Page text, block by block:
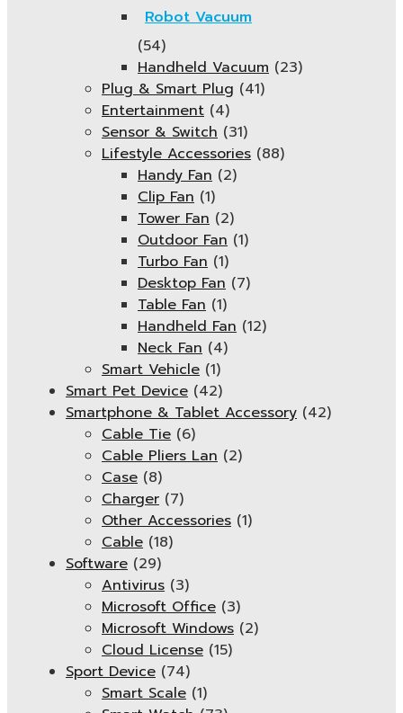
Robot Vacuum
(54)
Handheld Vacuum (23)
Plug & Smart Plug (41)
Entertainment (4)
Sensor & Switch (31)
Lifestyle Accessories (88)
Handy Fan (2)
Clip Fan (1)
Tower Fan (2)
Outdoor Fan (1)
Turbo Fan (1)
Desktop Fan (7)
Table Fan (1)
Handheld Fan (12)
Neck Fan (4)
Smart Vehicle (1)
Smart Pet Device (42)
Smartphone & Tablet Accessory (42)
Cable Tie (6)
Cable Pliers Lan (2)
Case (8)
Charger (7)
Other Accessories (1)
Cable (18)
Software (29)
Antivirus (3)
Microsoft Office (3)
Microsoft Windows (2)
Cloud License (15)
Sport Device (74)
Smart Scale (1)